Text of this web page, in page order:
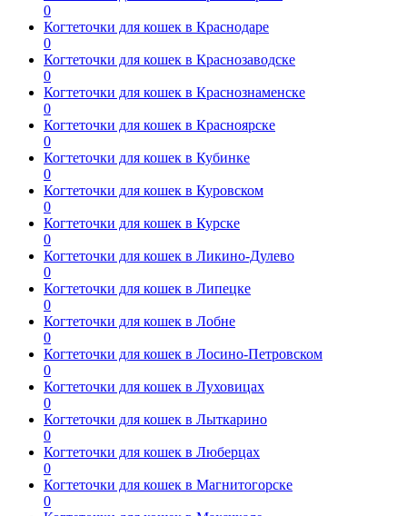
0
Когтеточки для кошек в Краснодаре
0
Когтеточки для кошек в Краснозаводске
0
Когтеточки для кошек в Краснознаменске
0
Когтеточки для кошек в Красноярске
0
Когтеточки для кошек в Кубинке
0
Когтеточки для кошек в Куровском
0
Когтеточки для кошек в Курске
0
Когтеточки для кошек в Ликино-Дулево
0
Когтеточки для кошек в Липецке
0
Когтеточки для кошек в Лобне
0
Когтеточки для кошек в Лосино-Петровском
0
Когтеточки для кошек в Луховицах
0
Когтеточки для кошек в Лыткарино
0
Когтеточки для кошек в Люберцах
0
Когтеточки для кошек в Магнитогорске
0